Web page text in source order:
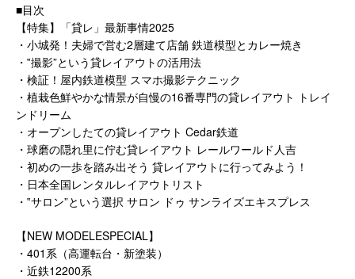
■目次
【特集】「貸レ」最新事情2025
・小城発！夫婦で営む2層建て店舗 鉄道模型とカレー焼き
・‟撮影”という貸レイアウトの活用法
・検証！屋内鉄道模型 スマホ撮影テクニック
・植栽色鮮やかな情景が自慢の16番専門の貸レイアウト トレイ
ンドリーム
・オープンしたての貸レイアウト Cedar鉄道
・球磨の隠れ里に佇む貸レイアウト レールワールド人吉
・初めの一歩を踏み出そう 貸レイアウトに行ってみよう！
・日本全国レンタルレイアウトリスト
・‟サロン”という選択 サロン ドゥ サンライズエキスプレス
【NEW MODELESPECIAL】
・401系（高運転台・新塗装）
・近鉄12200系